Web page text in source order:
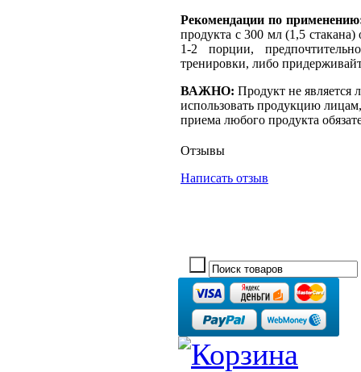
Рекомендации по
продукта с 300 мл (1,5
1-2 порции,
тренировки, либо
ВАЖНО: Продукт не является
использовать продукцию
приема любого продукта
Отзывы
Написать отзыв